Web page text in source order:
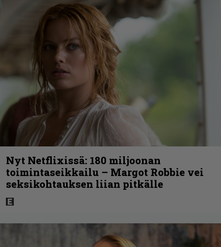
Nyt Netflixissä: 180 miljoonan
toimintaseikkailu – Margot Robbie vei
seksikohtauksen liian pitkälle